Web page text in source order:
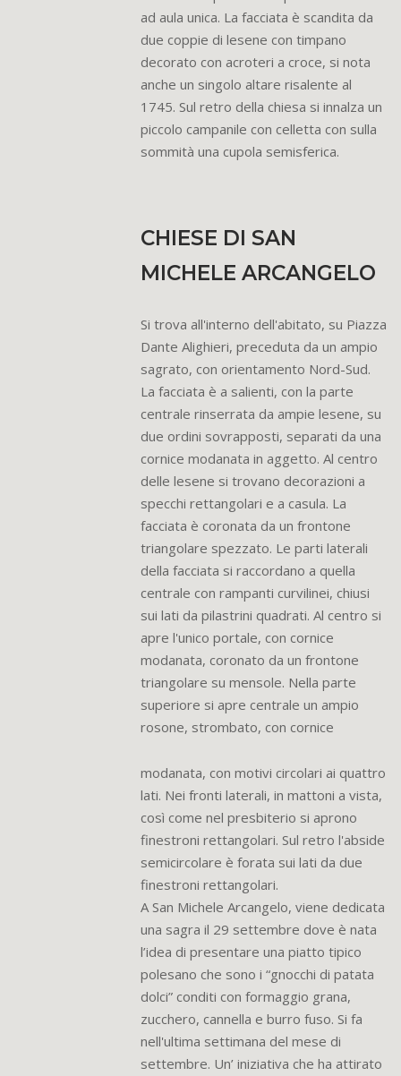
ad aula unica. La facciata è scandita da
due coppie di lesene con timpano
decorato con acroteri a croce, si nota
anche un singolo altare risalente al
1745. Sul retro della chiesa si innalza un
piccolo campanile con celletta con sulla
sommità una cupola semisferica.
CHIESE DI SAN
MICHELE ARCANGELO
Si trova all'interno dell'abitato, su Piazza
Dante Alighieri, preceduta da un ampio
sagrato, con orientamento Nord-Sud.
La facciata è a salienti, con la parte
centrale rinserrata da ampie lesene, su
due ordini sovrapposti, separati da una
cornice modanata in aggetto. Al centro
delle lesene si trovano decorazioni a
specchi rettangolari e a casula. La
facciata è coronata da un frontone
triangolare spezzato. Le parti laterali
della facciata si raccordano a quella
centrale con rampanti curvilinei, chiusi
sui lati da pilastrini quadrati. Al centro si
apre l'unico portale, con cornice
modanata, coronato da un frontone
triangolare su mensole. Nella parte
superiore si apre centrale un ampio
rosone, strombato, con cornice
modanata, con motivi circolari ai quattro
lati. Nei fronti laterali, in mattoni a vista,
così come nel presbiterio si aprono
finestroni rettangolari. Sul retro l'abside
semicircolare è forata sui lati da due
finestroni rettangolari.
A San Michele Arcangelo, viene dedicata
una sagra il 29 settembre dove è nata
l’idea di presentare una piatto tipico
polesano che sono i “gnocchi di patata
dolci” conditi con formaggio grana,
zucchero, cannella e burro fuso. Si fa
nell'ultima settimana del mese di
settembre. Un’ iniziativa che ha attirato